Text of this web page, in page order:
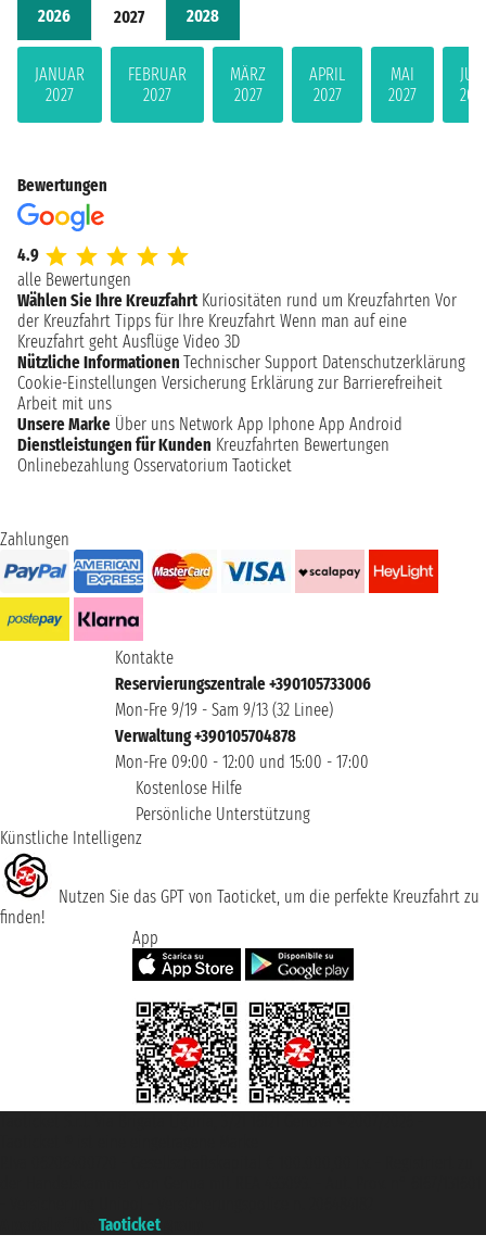
2026 2027 2028
JANUAR
2027
FEBRUAR
2027
MÄRZ
2027
APRIL
2027
MAI
2027
Bewertungen
4.9
alle Bewertungen
Wählen Sie Ihre Kreuzfahrt Kuriositäten rund um Kreuzfahrten Vor
der Kreuzfahrt Tipps für Ihre Kreuzfahrt Wenn man auf eine
Kreuzfahrt geht Ausflüge Video 3D
Nützliche Informationen Technischer Support Datenschutzerklärung
Cookie-Einstellungen Versicherung Erklärung zur Barrierefreiheit
Arbeit mit uns
Unsere Marke Über uns Network App Iphone App Android
Dienstleistungen für Kunden Kreuzfahrten Bewertungen
Onlinebezahlung Osservatorium Taoticket
Zahlungen
Kontakte
Reservierungszentrale +390105733006
Mon-Fre 9/19 - Sam 9/13 (32 Linee)
Verwaltung +390105704878
Mon-Fre 09:00 - 12:00 und 15:00 - 17:00
Kostenlose Hilfe
Persönliche Unterstützung
Künstliche Intelligenz
Nutzen Sie das GPT von Taoticket, um die perfekte Kreuzfahrt zu
finden!
App
Taoticket